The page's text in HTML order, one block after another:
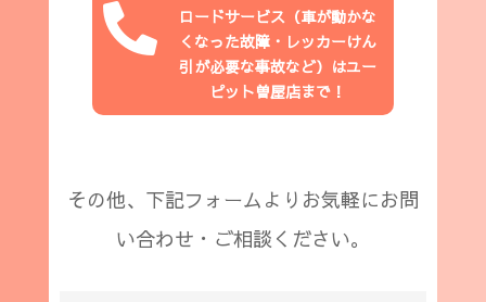
 ロードサービス（車が動かな
くなった故障・レッカーけん
引が必要な事故など）はユー
ピット曽屋店まで！
その他、下記フォームよりお気軽にお問
い合わせ・ご相談ください。